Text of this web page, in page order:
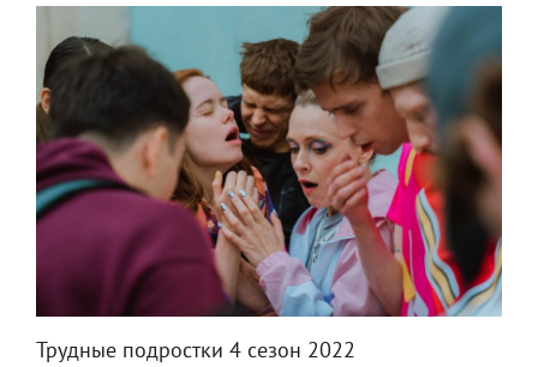
Трудные подростки 4 сезон 2022